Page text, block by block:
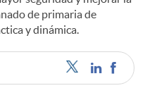
de primaria de
y dinámica.